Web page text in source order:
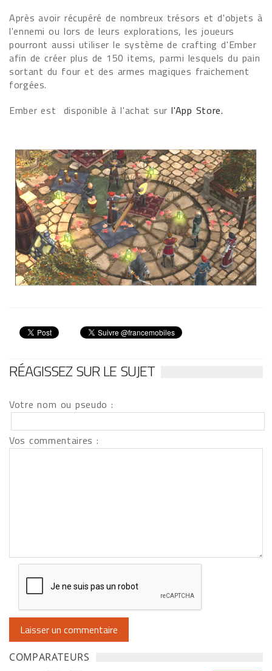
Après avoir récupéré de nombreux trésors et d'objets à
l'ennemi ou lors de leurs explorations, les joueurs
pourront aussi utiliser le système de crafting d'Ember
afin de créer plus de 150 items, parmi lesquels du pain
sortant du four et des armes magiques fraichement
forgées.
Ember est disponible à l'achat surl'App Store.
RÉAGISSEZ SUR LE SUJET
Votre nom ou pseudo :
Vos commentaires :
COMPARATEURS